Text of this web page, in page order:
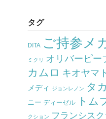
タグ
DITA ご持参メ
ミクリ オリバーピー
カムロ キオヤマ
メディ
ジョンレノン タ
ニー ディーゼル トム
クション フランシス